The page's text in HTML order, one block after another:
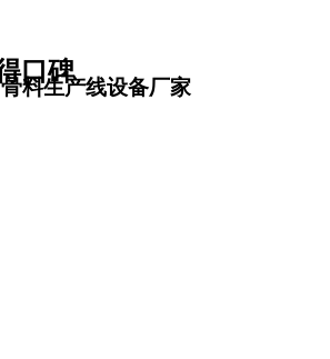
口碑
料生产线设备厂家